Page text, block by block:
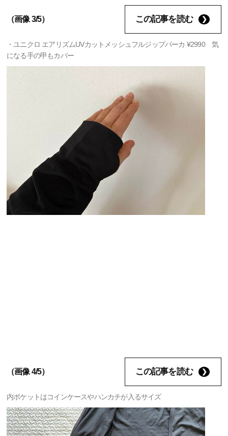
（画像 3/5） この記事を読む
・ユニクロ エアリズムUVカットメッシュフルジップパーカ ¥2990 気
になる手の甲もカバー
（画像 4/5） この記事を読む
内ポケットはコインケースやハンカチが入るサイズ